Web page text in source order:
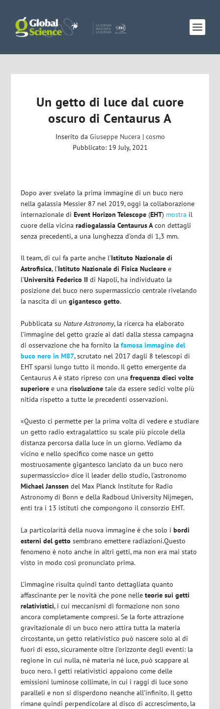
Un getto di luce dal cuore
oscuro di Centaurus A
Inserito da Giuseppe Nucera | cosmo
Pubblicato: 19 July, 2021
Dopo aver svelato la prima immagine di un buco nero
nella galassia Messier 87 nel 2019, oggi la collaborazione
internazionale diEvent Horizon Telescope (EHT) mostra il
cuore della vicinaradiogalassia Centaurus Acon dettagli
senza precedenti, a una lunghezza d’onda di 1,3 mm.
Il team, di cui fa parte anche l’Istituto Nazionale di
Astrofisica, l’Istituto Nazionale di Fisica Nucleare e
l’Università Federico II di Napoli, ha individuato la
posizione del buco nero supermassiccio centrale rivelando
la nascita di ungigantesco getto.
Pubblicata suNature Astronomy, la ricerca ha elaborato
l’immagine del getto grazie ai dati dalla stessa campagna
di osservazione che ha fornito lafamosa immagine del
buco nero in M87, scrutato nel 2017 dagli 8 telescopi di
EHT sparsi lungo tutto il mondo. Il getto emergente da
Centaurus A è stato ripreso con unafrequenza dieci volte
superiore e una risoluzione tale da essere sedici volte più
nitida rispetto a tutte le precedenti osservazioni.
«Questo ci permette per la prima volta di vedere e studiare
un getto radio extragalattico su scale più piccole della
distanza percorsa dalla luce in un giorno. Vediamo da
vicino e nello specifico come nasce un getto
mostruosamente gigantesco lanciato da un buco nero
supermassiccio» dice il leader dello studio, l’astronomo
Michael Janssen del Max Planck Institute for Radio
Astronomy di Bonn e della Radboud University Nijmegen,
enti tra i 13 istituti che compongono il consorzio EHT.
La particolarità della nuova immagine è che solo ibordi
esterni del getto sembrano emettere radiazioni.Questo
fenomeno è noto anche in altri getti, ma non era mai stato
visto in modo così pronunciato prima.
L’immagine risulta quindi tanto dettagliata quanto
affascinante per le novità che pone nelle teorie sui getti
relativistici, i cui meccanismi di formazione non sono
ancora completamente compresi. Se la forte attrazione
gravitazionale di un buco nero attira tutta la materia
circostante, un getto relativistico può nascere solo al di
fuori di esso, sicuramente oltre l’orizzonte degli eventi: la
regione in cui nulla, né materia né luce, può scappare al
buco nero. I getti relativistici appaiono come delle
emissioni luminose collimate, in cui i raggi di luce sono
paralleli e non si disperdono neanche all’infinito. Il getto
rimane quindi perpendicolare al disco di accrescimento, la